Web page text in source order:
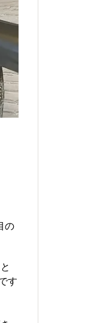
の
す